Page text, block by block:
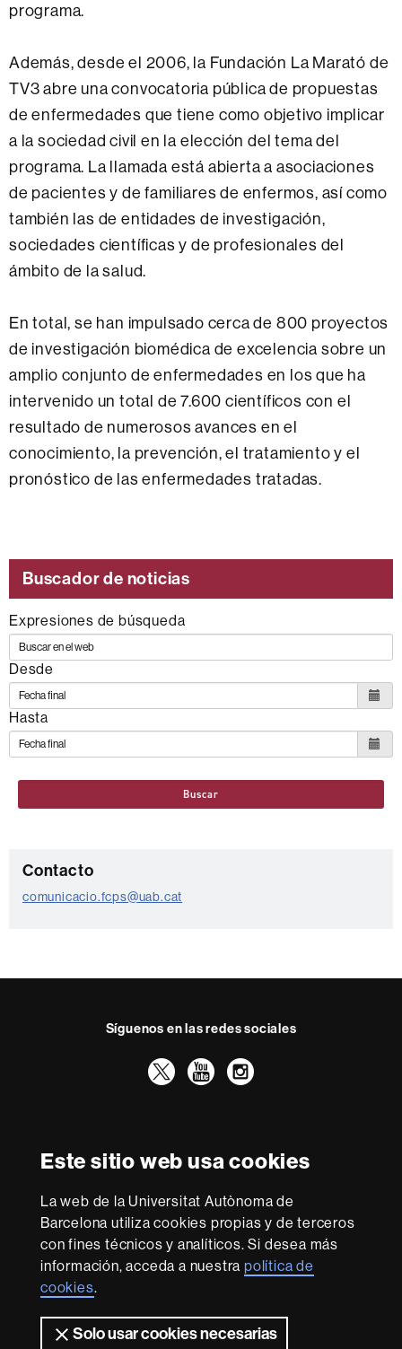
Este sitio web usa cookies
La web de la Universitat Autònoma de
Barcelona utiliza cookies propias y de terceros
con fines técnicos y analíticos. Si desea más
información, acceda a nuestrapolítica de
cookies.
Solo usar cookies necesarias
programa.
Además, desde el 2006, la Fundación La Marató de
TV3 abre una convocatoria pública de propuestas
de enfermedades que tiene como objetivo implicar
a la sociedad civil en la elección del tema del
programa. La llamada está abierta a asociaciones
de pacientes y de familiares de enfermos, así como
también las de entidades de investigación,
sociedades científicas y de profesionales del
ámbito de la salud.
En total, se han impulsado cerca de 800 proyectos
de investigación biomédica de excelencia sobre un
amplio conjunto de enfermedades en los que ha
intervenido un total de 7.600 científicos con el
resultado de numerosos avances en el
conocimiento, la prevención, el tratamiento y el
pronóstico de las enfermedades tratadas.
Buscador de noticias
Expresiones de búsqueda
Desde
Hasta
Buscar
C
o
a
Contacto
comunicacio.fcps@uab.cat
Síguenos en las redes sociales
TwitterYouTube
Instagram
Excellence
Research
-
Euraxess
Con la financiación de
Sobre
esta
Aviso legal Protección de datos